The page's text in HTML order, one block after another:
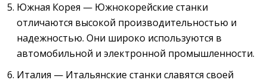
Южная Корея — Южнокорейские станки
отличаются высокой производительностью и
надежностью. Они широко используются в
автомобильной и электронной промышленности.
Италия — Итальянские станки славятся своей